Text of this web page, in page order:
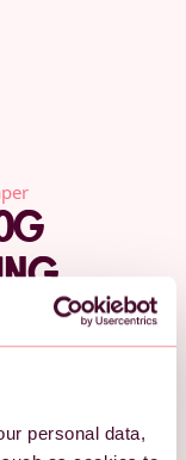
personal data,
foretrukne
vil hjelpe deg